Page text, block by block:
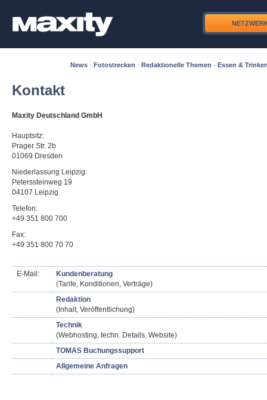
News · Fotostrecken · Redaktionelle Themen · Essen &
Kontakt
Maxity Deutschland GmbH
Hauptsitz:
Prager Str. 2b
01069 Dresden
Niederlassung Leipzig:
Peterssteinweg 19
04107 Leipzig
Telefon:
+49 351 800 700
Fax:
+49 351 800 70 70
E-Mail:
Kundenberatung
(Tarife, Konditionen, Verträge)
Redaktion
(Inhalt, Veröffentlichung)
Technik
(Webhosting, techn. Details, Website)
TOMAS Buchungssupport
Allgemeine Anfragen